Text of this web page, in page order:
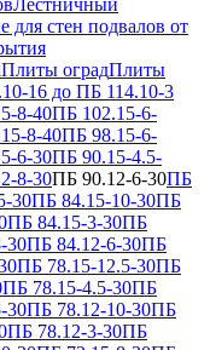
Лестничный
для стен подвалов от
Плиты оградПлиты
16 до ПБ 114.10-3
8-40ПБ 102.15-6-
8-40ПБ 98.15-6-
6-30ПБ 90.15-4.5-
8-30ПБ 90.12-6-30ПБ
30ПБ 84.15-10-30ПБ
ПБ 84.15-3-30ПБ
30ПБ 84.12-6-30ПБ
ПБ 78.15-12.5-30ПБ
ПБ 78.15-4.5-30ПБ
30ПБ 78.12-10-30ПБ
ПБ 78.12-3-30ПБ